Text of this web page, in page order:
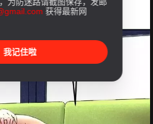
获得最新网
我记住啦